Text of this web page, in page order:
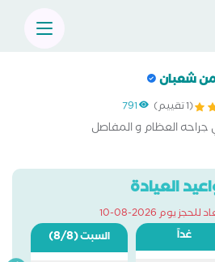
شعبان
(1 تقييم) 791
جراحه العظام و المفاصل
العيادة
يوم 2026-08-10
غداً السبت(8/8)